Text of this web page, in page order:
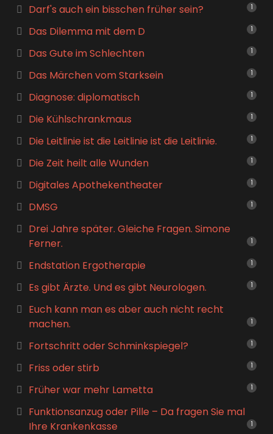
Darf's auch ein bisschen früher sein? 1
Das Dilemma mit dem D 1
Das Gute im Schlechten 1
Das Märchen vom Starksein 1
Diagnose: diplomatisch 1
Die Kühlschrankmaus 1
Die Leitlinie ist die Leitlinie ist die Leitlinie. 1
Die Zeit heilt alle Wunden 1
Digitales Apothekentheater 1
DMSG 1
Drei Jahre später. Gleiche Fragen. Simone
Ferner.
1
Endstation Ergotherapie 1
Es gibt Ärzte. Und es gibt Neurologen. 1
Euch kann man es aber auch nicht recht
machen.
1
Fortschritt oder Schminkspiegel? 1
Friss oder stirb 1
Früher war mehr Lametta 1
Funktionsanzug oder Pille – Da fragen Sie mal
Ihre Krankenkasse
1